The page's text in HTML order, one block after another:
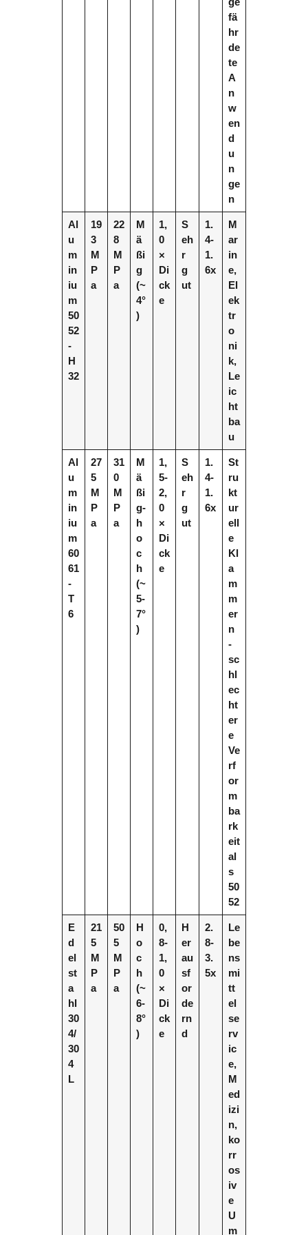
fä
hr
de
te
A
n
w
en
d
u
n
ge
n
Al
u
m
in
iu
m
50
52
-
H
32
19
3
M
P
a
22
8
M
P
a
M
ä
ßi
g
(~
4°
)
1,
0
×
Di
ck
e
S
eh
r
g
ut
1.
4-
1.
6x
M
ar
in
e,
El
ek
tr
o
ni
k,
Le
ic
ht
ba
u
Al
u
m
in
iu
m
60
61
-
T
6
27
5
M
P
a
31
0
M
P
a
M
ä
ßi
g-
h
o
c
h
(~
5-
7°
)
1,
5-
2,
0
×
Di
ck
e
S
eh
r
g
ut
1.
4-
1.
6x
St
ru
kt
ur
ell
e
Kl
a
m
m
er
n
-
sc
hl
ec
ht
er
e
Ve
rf
or
m
ba
rk
eit
al
s
50
52
E
d
el
st
a
hl
30
4/
30
4
L
21
5
M
P
a
50
5
M
P
a
H
o
c
h
(~
6-
8°
)
0,
8-
1,
0
×
Di
ck
e
H
er
au
sf
or
de
rn
d
2.
8-
3.
5x
Le
be
ns
mi
tt
el
se
rv
ic
e,
M
ed
izi
n,
ko
rr
os
iv
e
U
m